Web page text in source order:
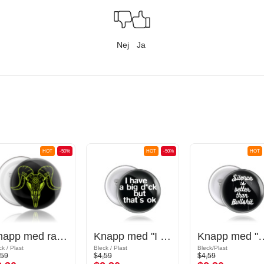
Nej Ja
-50%
HOT
Knapp med ram skull design
/ Plast
-50%
HOT
Knapp med "I have a big d*ck" lettering
Bleck / Plast
$4,59
HOT
Knapp med
Bleck/Plast
$4,59